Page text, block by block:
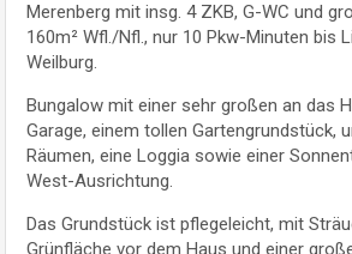
Merenberg mit insg. 4 ZKB, G-WC und
160m² Wfl./Nfl., nur 10 Pkw-Minuten bis
Weilburg.
Bungalow mit einer sehr großen an das
Garage, einem tollen Gartengrundstück,
Räumen, eine Loggia sowie einer
West-Ausrichtung.
Das Grundstück ist pflegeleicht, mit
Grünfläche vor dem Haus und einer